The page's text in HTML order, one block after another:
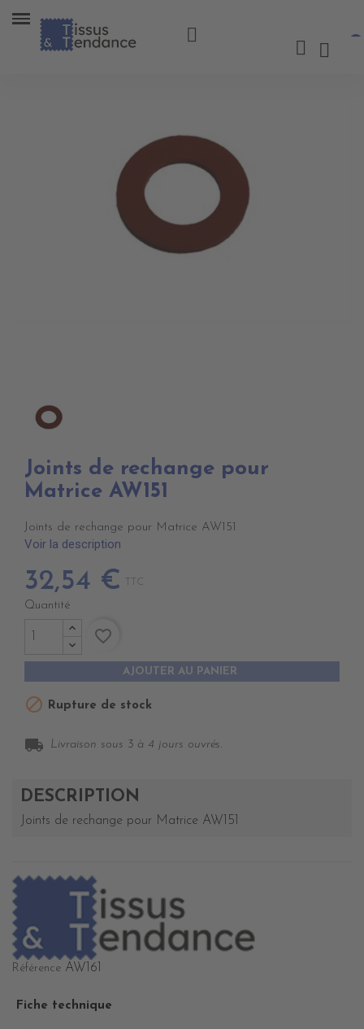
Joints de rechange pour
Matrice AW151
Joints de rechange pour Matrice AW151
Voir la description
32,54 € TTC
Quantité
AJOUTER AU PANIER
favorite_border
 Rupture de stock
local_shipping Livraison sous 3 à 4 jours ouvrés.
DESCRIPTION
Joints de rechange pour Matrice AW151
Référence AW161
Fiche technique